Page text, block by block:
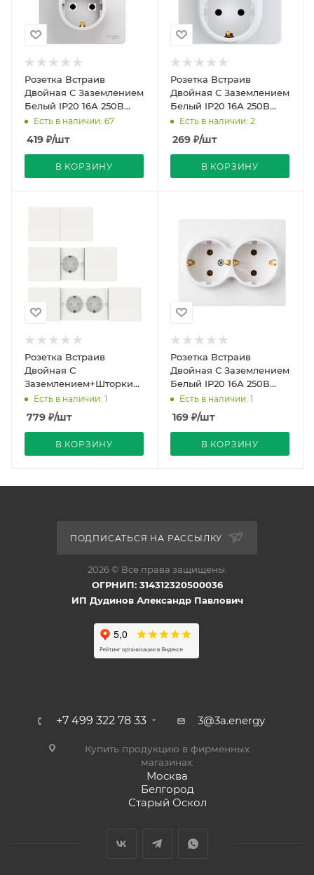
Розетка Встраив
Двойная С Заземлением
Белый IP20 16А 250В
GLOSSA Schneider
Electric
Есть в наличии: 67
419 ₽/шт
В КОРЗИНУ
Розетка Встраив
Двойная С Заземлением
Белый IP20 16А 250В
INSPIRIA Legrand
Есть в наличии: 2
269 ₽/шт
В КОРЗИНУ
Розетка Встраив
Двойная С
Заземлением+Шторки+Крышка
Белый IP20 16А 250В
ATLASDESIGN Schneider
Electr
Есть в наличии: 1
779 ₽/шт
В КОРЗИНУ
Розетка Встраив
Двойная С Заземлением
Белый IP20 16А 250В
Мастер Bylectrica
Есть в наличии: 1
169 ₽/шт
В КОРЗИНУ
ПОДПИСАТЬСЯ НА РАССЫЛКУ
2026 © Все права защищены.
ОГРНИП: 314312320500036
ИП Дудинов Александр Павлович
+7 499 322 78 33 3@3a.energy
Купить продукцию в фирменных
магазинах:
Москва
Белгород
Старый Оскол